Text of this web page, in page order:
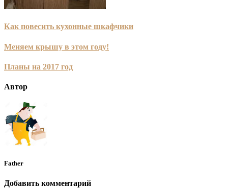
Как повесить кухонные шкафчики
Меняем крышу в этом году!
Планы на 2017 год
Автор
Father
Добавить комментарий